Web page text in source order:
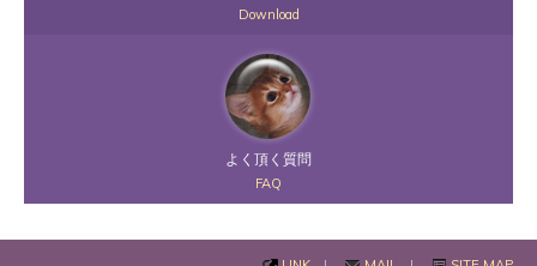
Download
よく頂く質問
FAQ